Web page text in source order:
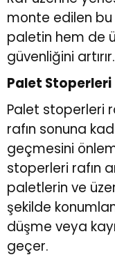
monte edilen
paletin hem de
güvenliğini artırır.
Palet Stoperleri
Palet stoperleri
rafın sonuna
geçmesini
stoperleri rafın
paletlerin ve
şekilde
düşme veya
geçer.